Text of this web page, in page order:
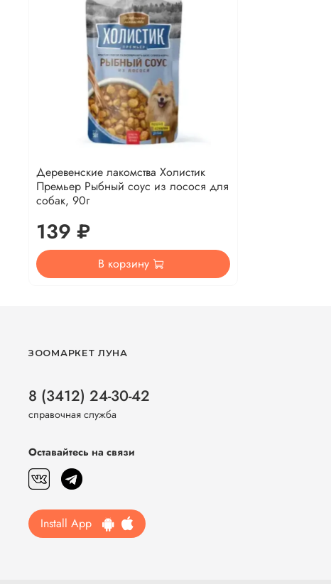
Деревенские лакомства Холистик
Премьер Рыбный соус из лосося для
собак, 90г
139 ₽
В корзину
ЗООМАРКЕТ ЛУНА
8 (3412) 24-30-42
справочная служба
Оставайтесь на связи
Install App